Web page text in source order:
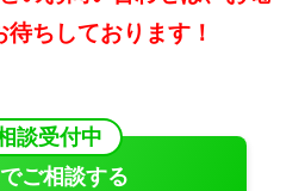
ちしております！
談受付中
ご相談する